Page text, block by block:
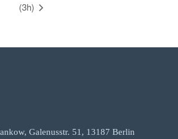
(3h)
Galenusstr. 51, 13187 Berlin